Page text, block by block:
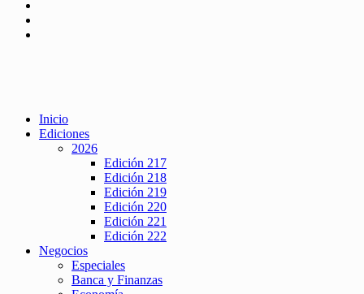
Inicio
Ediciones
2026
Edición 217
Edición 218
Edición 219
Edición 220
Edición 221
Edición 222
Negocios
Especiales
Banca y Finanzas